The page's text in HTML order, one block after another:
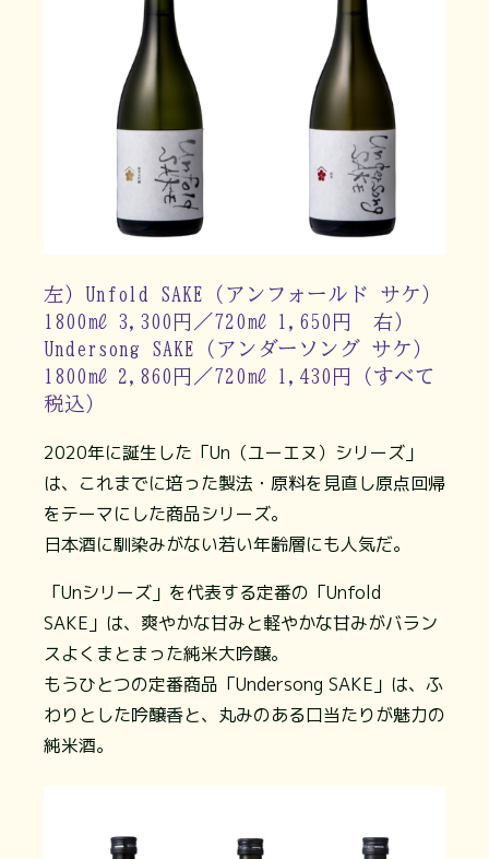
左）Unfold SAKE（アンフォールド サケ）
1800㎖ 3,300円／720㎖ 1,650円 右）
Undersong SAKE（アンダーソング サケ）
1800㎖ 2,860円／720㎖ 1,430円（すべて
税込）
2020年に誕生した「Un（ユーエヌ）シリーズ」
は、これまでに培った製法・原料を見直し原点回帰
をテーマにした商品シリーズ。
日本酒に馴染みがない若い年齢層にも人気だ。
「Unシリーズ」を代表する定番の「Unfold
SAKE」は、爽やかな甘みと軽やかな甘みがバラン
スよくまとまった純米大吟醸。
もうひとつの定番商品「Undersong SAKE」は、ふ
わりとした吟醸香と、丸みのある口当たりが魅力の
純米酒。